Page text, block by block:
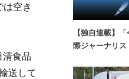
空き
清食品
送して
【独自連載】
際ジャーナリ